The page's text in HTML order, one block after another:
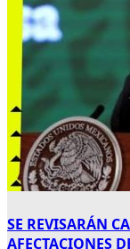
SE REVISARÁN
AFECTACIONES